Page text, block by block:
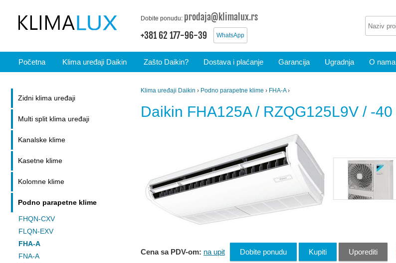
Dobite ponudu: prodaja@klimalux.rs
+381 62 177-96-39
WhatsApp
Početna Klima uređaji Daikin Zašto Daikin? Dostava i plaćanje Garancija Ugradnja O nama
Klima uređaji Daikin › Podno parapetne klime › FHA-A›
Daikin FHA125A / RZQG125L9V / -40
Cena sa PDV-om: na upit Dobite ponudu Kupiti Uporediti
Zidni klima uređaji
Multi split klima uređaji
Kanalske klime
Kasetne klime
Kolomne klime
Podno parapetne klime
FHQN-CXV
FLQN-EXV
FHA-A
FNA-A